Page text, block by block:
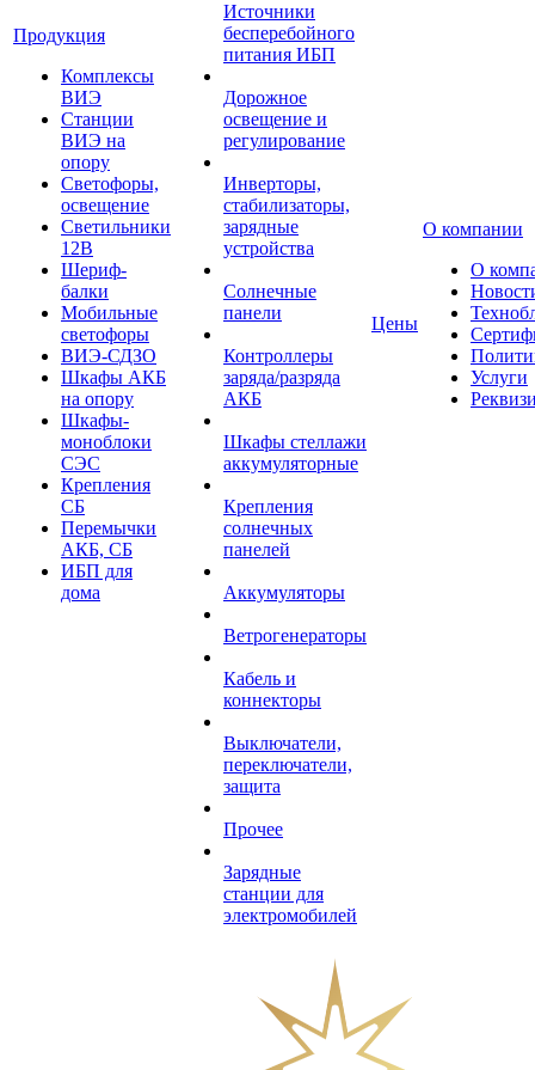
Продукция
Комплексы
ВИЭ
Станции
ВИЭ на
опору
Светофоры,
освещение
Светильники
12В
Шериф-
балки
Мобильные
светофоры
ВИЭ-СДЗО
Шкафы АКБ
на опору
Шкафы-
моноблоки
СЭС
Крепления
СБ
Перемычки
АКБ, СБ
ИБП для
дома
Источники
бесперебойного
питания ИБП
Дорожное
освещение и
регулирование
Инверторы,
стабилизаторы,
зарядные
устройства
Солнечные
панели
Контроллеры
заряда/разряда
АКБ
Шкафы стеллажи
аккумуляторные
Крепления
солнечных
панелей
Аккумуляторы
Ветрогенераторы
Кабель и
коннекторы
Выключатели,
переключатели,
защита
Прочее
Зарядные
станции для
электромобилей
Цены
О компании
О
Услуги